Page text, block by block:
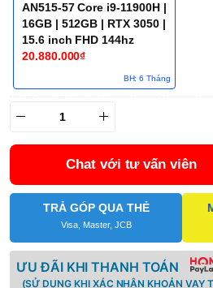
AN515-57 Core i9-11900H |
16GB | 512GB | RTX 3050 |
15.6 inch FHD 144hz
20.880.000₫
BH: 6 Tháng
Chat với tư vấn viên
TRẢ GÓP QUA THẺ
Visa, Master, JCB
ƯU ĐÃI KHI THANH TOÁN
(SỬ DỤNG KHI XÁC NHẬN KHOẢN VAY